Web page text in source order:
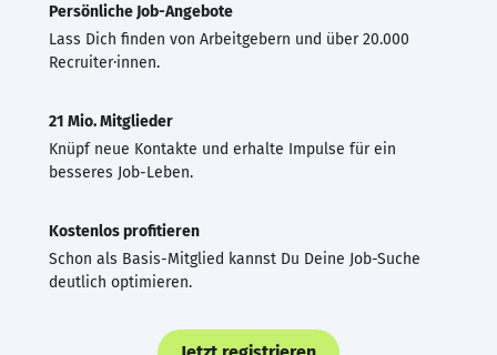
Persönliche Job-Angebote
Lass Dich finden von Arbeitgebern und über 20.000
Recruiter·innen.
21 Mio. Mitglieder
Knüpf neue Kontakte und erhalte Impulse für ein
besseres Job-Leben.
Kostenlos profitieren
Schon als Basis-Mitglied kannst Du Deine Job-Suche
deutlich optimieren.